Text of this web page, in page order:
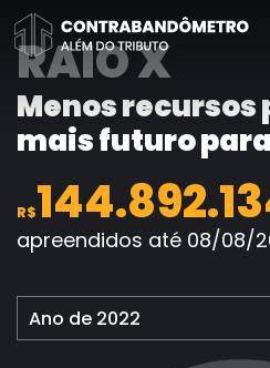
Pular
para
conteúdo
RAIO X
Menos recursos
mais futuro
R$
apreendidos até 08/08/
Ano de 2022